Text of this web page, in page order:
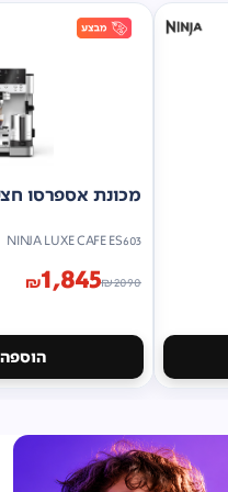
מכונת אספרסו
NINJA LUXE CAFE ES603
₪2090
₪1,845